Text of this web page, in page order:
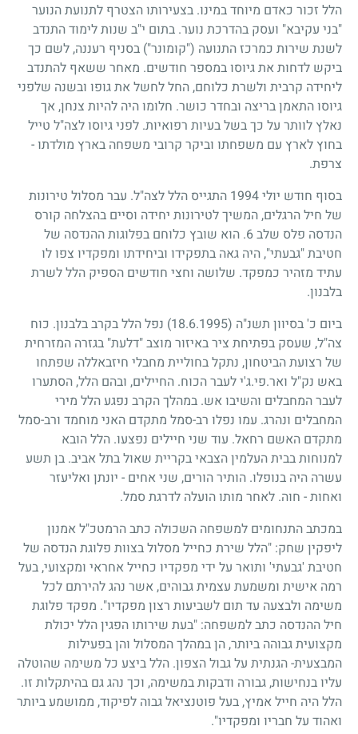
הלל זכור כאדם מיוחד במינו. בצעירותו הצטרף לתנועת הנוער
"בני עקיבא" ועסק בהדרכת נוער. בתום י"ב שנות לימוד התנדב
לשנת שירות כמרכז התנועה ("קומונר") בסניף רעננה, לשם כך
ביקש לדחות את גיוסו במספר חודשים. מאחר ששאף להתנדב
ליחידה קרבית ולשרת כלוחם, החל לחשל את גופו ובשנה שלפני
גיוסו התאמן בריצה ובחדר כושר. חלומו היה להיות צנחן, אך
נאלץ לוותר על כך בשל בעיות רפואיות. לפני גיוסו לצה"ל טייל
בחוץ לארץ עם משפחתו וביקר קרובי משפחה בארץ מולדתו -
צרפת.
בסוף חודש יולי1994 התגייס הלל לצה"ל. עבר מסלול טירונות
של חיל הרגלים, המשיך לטירונות יחידה וסיים בהצלחה קורס
הנדסה פלס שלב6. הוא שובץ כלוחם בפלוגות ההנדסה של
חטיבת "גבעתי", היה גאה בתפקידו וביחידתו ומפקדיו צפו לו
עתיד מזהיר כמפקד. שלושה וחצי חודשים הספיק הלל לשרת
בלבנון.
ביום כ' בסיוון תשנ"ה (18.6.1995)
נפל הלל בקרב בלבנון. כוח
צה"ל, שעסק בפתיחת ציר באיזור מוצב "דלעת" בגזרה המזרחית
של רצועת הביטחון, נתקל בחוליית מחבלי חיזבאללה שפתחו
באש נק"ל ואר.פי.ג'י לעבר הכוח. החיילים, ובהם הלל, הסתערו
לעבר המחבלים והשיבו אש. במהלך הקרב נפגע הלל מירי
המחבלים ונהרג. עמו נפלו רב-סמל מתקדם האני מוחמד ורב-סמל
מתקדם האשם רחאל. עוד שני חיילים נפצעו. הלל הובא
למנוחות בבית העלמין הצבאי בקריית שאול בתל אביב. בן תשע
עשרה היה בנופלו. הותיר הורים, שני אחים - יונתן ואליעזר
ואחות - חוה. לאחר מותו הועלה לדרגת סמל.
במכתב התנחומים למשפחה השכולה כתב הרמטכ"ל אמנון
ליפקין שחק: "הלל שירת כחייל מסלול בצוות פלוגת הנדסה של
חטיבת 'גבעתי' ותואר על ידי מפקדיו כחייל אחראי ומקצועי, בעל
רמה אישית ומשמעת עצמית גבוהים, אשר נהג להירתם לכל
משימה ולבצעה עד תום לשביעות רצון מפקדיו". מפקד פלוגת
חיל ההנדסה כתב למשפחה: "בעת שירותו הפגין הלל יכולת
מקצועית גבוהה ביותר, הן במהלך המסלול והן בפעילות
המבצעית- הגנתית על גבול הצפון. הלל ביצע כל משימה שהוטלה
עליו בנחישות, גבורה ודבקות במשימה, וכך נהג גם בהיתקלות זו.
הלל היה חייל אמיץ, בעל פוטנציאל גבוה לפיקוד, ממושמע ביותר
ואהוד על חבריו ומפקדיו".